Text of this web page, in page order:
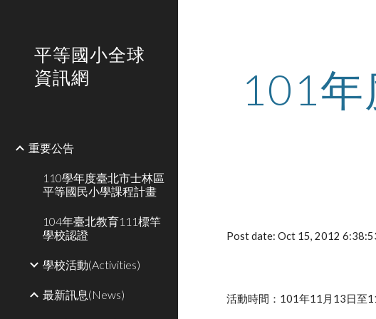
平等國小全球
資訊網
重要公告
110學年度臺北市士林區
平等國民小學課程計畫
104年臺北教育111標竿
學校認證
學校活動(Activities)
最新訊息(News)
101年
Post date: Oct 15, 2012
活動時間：101年11月13日至